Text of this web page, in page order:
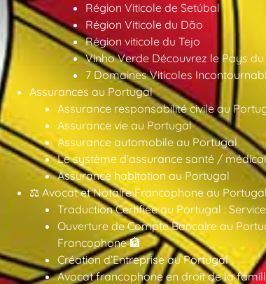
Région Viticole de Setúbal
Région Viticole du Dão
Région viticole du Tejo
Vinho Verde Découvrez le Pays
7 Domaines Viticoles
Assurances au Portugal
Assurance responsabilité civile au
Assurance vie au Portugal
Assurance automobile au Portugal
Le système d’assurance santé /
Assurance habitation au Portugal
⚖️ Avocat et Notaire Francophone au
Traduction Certifiée au Portugal :
Ouverture de Compte Bancaire au
Francophone 🏦
Création d’Entreprise au Portugal
Avocat francophone en droit de la